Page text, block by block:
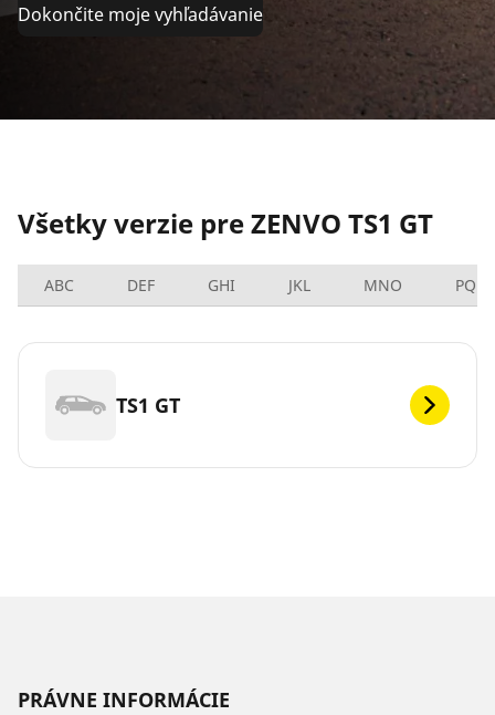
Dokončite moje vyhľadávanie
Všetky verzie pre ZENVO TS1 GT
ABC DEF GHI JKL MNO PQRS
TS1 GT
PRÁVNE INFORMÁCIE